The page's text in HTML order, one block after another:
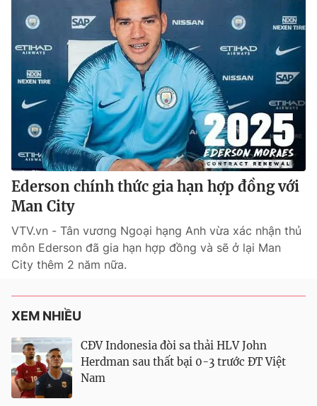
Nguyễn Thị Mỹ Hạnh, Phạm Quốc Thắng,
Nguyễn Trọng Ninh
Tổng đài VTV:024.38 355 931 - 024.38 355 932
Ðiện thoại Thời báo VTV:024.66 897 897
Liên hệ quảng cáo:
0966 196 377
Email:toasoan@vtv.vn
® Cấm sao chép dưới mọi hình thức nếu không có sự chấp
thuận bằng văn bản. Ghi rõ nguồn VTV.vn khi phát hành lại
Ederson chính thức gia hạn hợp đồng với
Man City
VTV.vn - Tân vương Ngoại hạng Anh vừa xác nhận thủ
môn Ederson đã gia hạn hợp đồng và sẽ ở lại Man
City thêm 2 năm nữa.
XEM NHIỀU
CĐV Indonesia đòi sa thải HLV John
Herdman sau thất bại 0-3 trước ĐT Việt
Nam